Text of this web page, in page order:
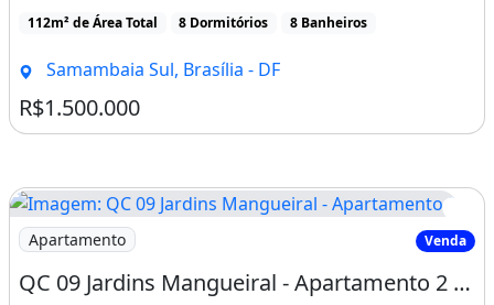
112m² de Área Total 8 Dormitórios 8 Banheiros
Samambaia Sul, Brasília - DF
R$1.500.000
Imagem: QC 09 Jardins Mangueiral - Apartamento 2
Apartamento Venda
QC 09 Jardins Mangueiral - Apartamento 2 Quartos Térreo por R$ 390.000,00